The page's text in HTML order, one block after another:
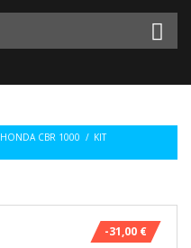
HONDA CBR 1000 / KIT
-31,00 €